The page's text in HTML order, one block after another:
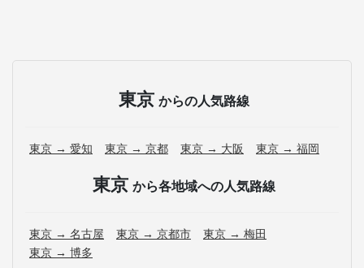
東京 からの人気路線
東京 → 愛知 東京 → 京都 東京 → 大阪 東京 → 福岡
東京 から各地域への人気路線
東京 → 名古屋 東京 → 京都市
東京 → 梅田
東京 → 博多